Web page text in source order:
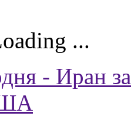
...
- Иран